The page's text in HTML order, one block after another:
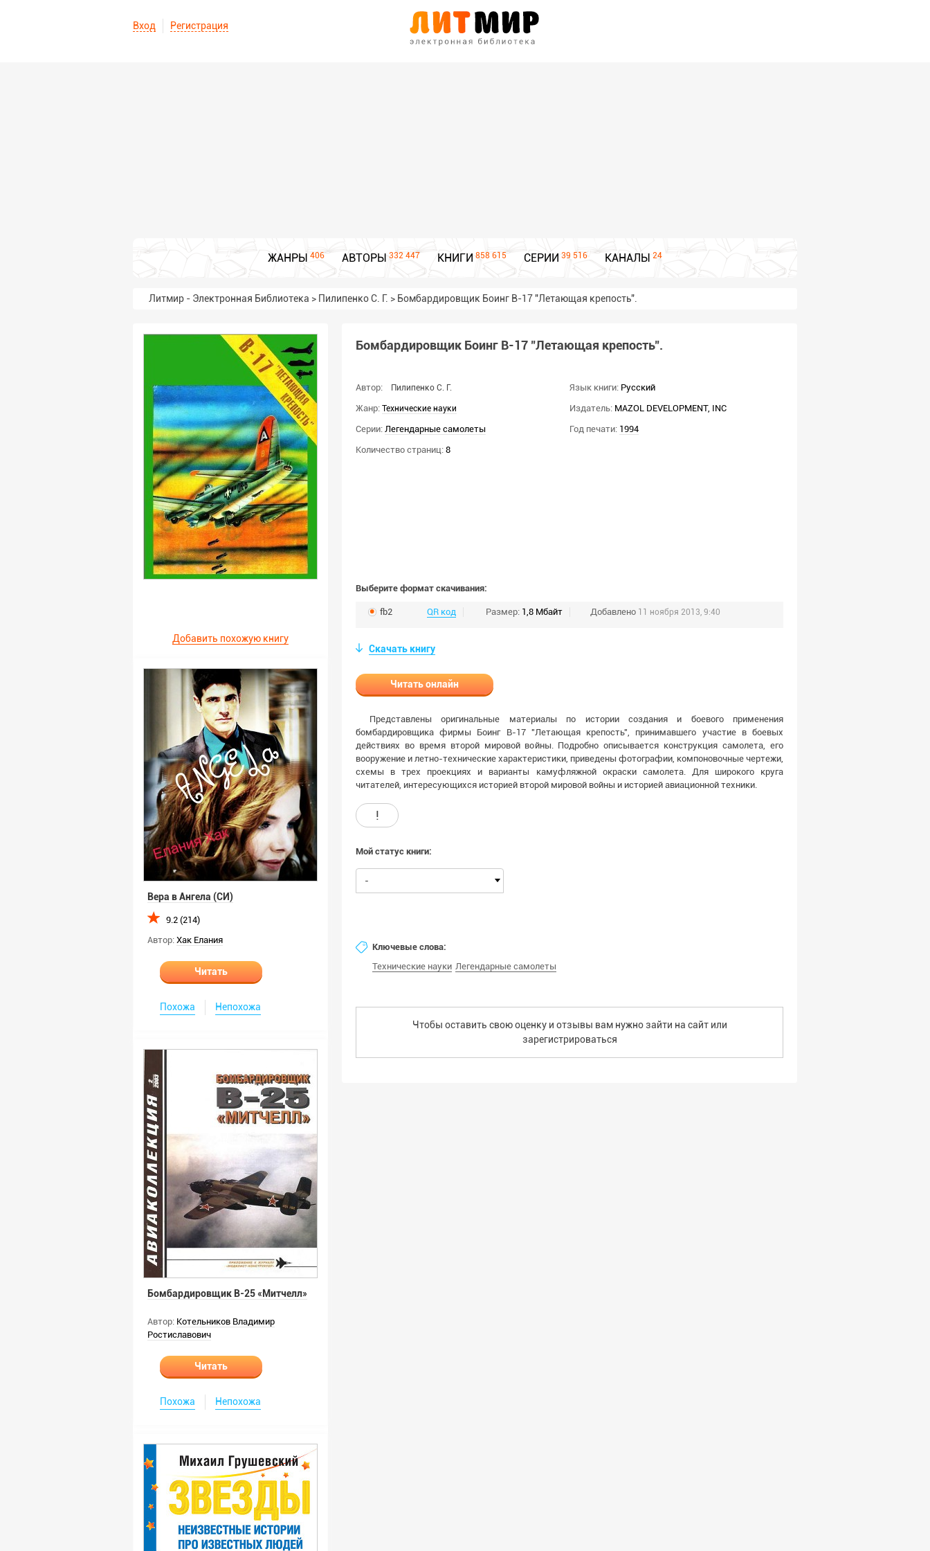
Вход Регистрация
ЖАНРЫ 406 АВТОРЫ 332 447 КНИГИ 858 615 СЕРИИ 39 516 КАНАЛЫ 24
Литмир - Электронная Библиотека > Пилипенко С. Г. > Бомбардировщик Боинг В-17 "Летающая крепость".
Добавить похожую книгу
Вера в Ангела (СИ)
9.2 (214)
Автор: Хак Елания
Читать
Похожа Непохожа
Бомбардировщик В-25 «Митчелл»
Автор: Котельников Владимир
Ростиславович
Читать
Похожа Непохожа
Бомбардировщик Боинг В-17 "Летающая крепость".
Автор: Пилипенко С. Г.
Жанр: Технические науки
Серии: Легендарные самолеты
Количество страниц: 8
Язык книги: Русский
Издатель: MAZOL DEVELOPMENT, INC
Год печати: 1994
Выберите формат скачивания:
fb2 QR код Размер: 1,8 Мбайт Добавлено 11 ноября 2013, 9:40
Скачать книгу
Читать онлайн
Представлены оригинальные материалы по истории создания и боевого применения
бомбардировщика фирмы Боинг В-17 "Летающая крепость", принимавшего участие в боевых
действиях во время второй мировой войны. Подробно описывается конструкция самолета, его
вооружение и летно-технические характеристики, приведены фотографии, компоновочные чертежи,
схемы в трех проекциях и варианты камуфляжной окраски самолета. Для широкого круга
читателей, интересующихся историей второй мировой войны и историей авиационной техники.
!
Мой статус книги:
-
Ключевые слова:
Технические науки Легендарные самолеты
Чтобы оставить свою оценку и отзывы вам нужно зайти на сайт или
зарегистрироваться